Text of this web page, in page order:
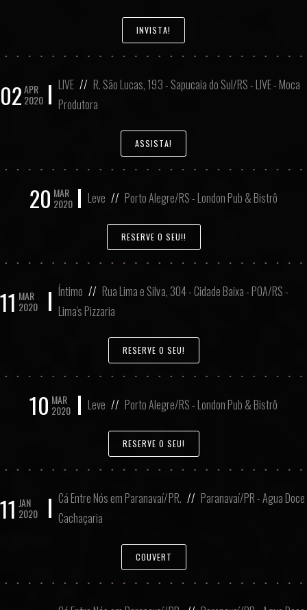
INVISTA!
02APR
2020
LIVE // R. São Lucas, 193 - Sapucaia do Sul/RS - LIVE - Moca
Produtora
ASSISTA!
20 MAR
2020 Leve // Porto Alegre/RS - London Pub & Bistrô
RESERVE O SEU!!
11 MAR
2020
Íntimo // Rua Lima e Silva, 304 - Cidade Baixa - POA/RS -
Lima's Pizzaria
RESERVE O SEU!
10 MAR
2020 Leve // Porto Alegre/RS - London Pub & Bistrô
RESERVE O SEU!
11 JAN
2020
Cá Entre Nós em Paranavaí/PR. // Paranavaí/PR - Agua Doce
Cachaçaria
COUVERT